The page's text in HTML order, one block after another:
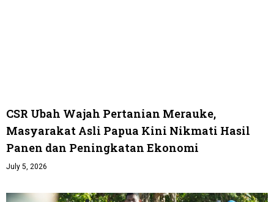
CSR Ubah Wajah Pertanian Merauke,
Masyarakat Asli Papua Kini Nikmati Hasil
Panen dan Peningkatan Ekonomi
July 5, 2026